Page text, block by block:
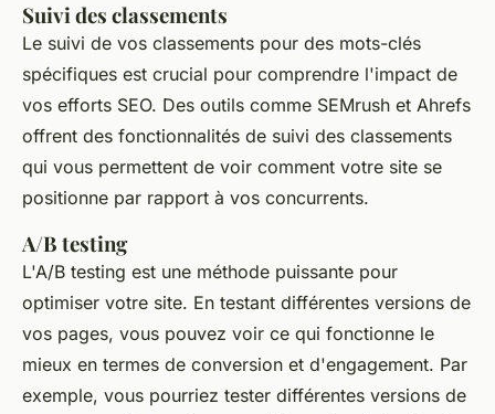
Suivi des classements
Le suivi de vos classements pour des mots-clés
spécifiques est crucial pour comprendre l'impact de
vos efforts SEO. Des outils comme SEMrush et Ahrefs
offrent des fonctionnalités de suivi des classements
qui vous permettent de voir comment votre site se
positionne par rapport à vos concurrents.
A/B testing
L'A/B testing est une méthode puissante pour
optimiser votre site. En testant différentes versions de
vos pages, vous pouvez voir ce qui fonctionne le
mieux en termes de conversion et d'engagement. Par
exemple, vous pourriez tester différentes versions de